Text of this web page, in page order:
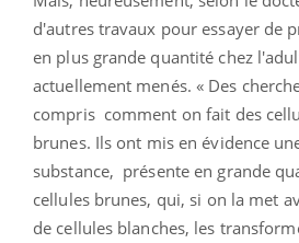
d'autres travaux pour essayer de
en plus grande quantité chez
actuellement menés. « Des
compris comment on fait des
brunes. Ils ont mis en évidence
substance, présente en grande
cellules brunes, qui, si on la met
de cellules blanches, les